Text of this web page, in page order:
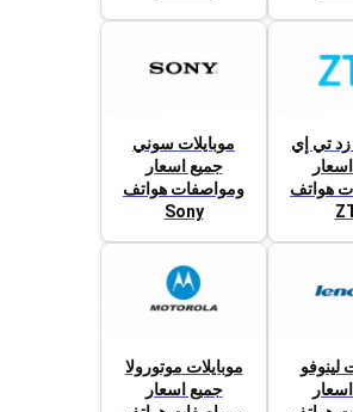
زد تي إي
هواتف
موبايلات سوني
جميع اسعار
ومواصفات هواتف
Sony
لينوفو
موبايلات موتورولا
جميع اسعار